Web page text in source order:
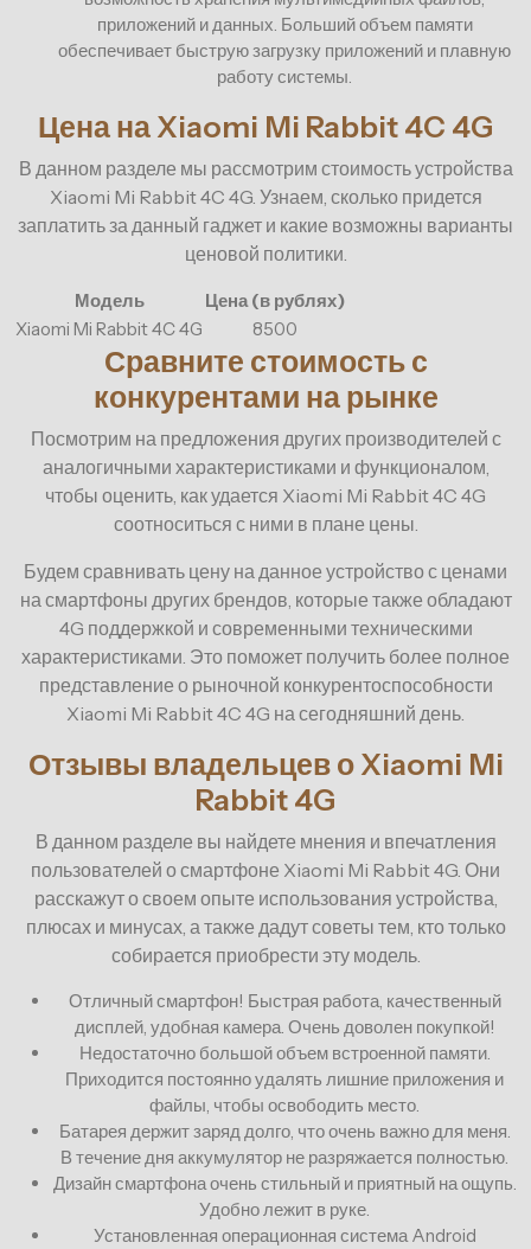
приложений и данных. Больший объем памяти
обеспечивает быструю загрузку приложений и плавную
работу системы.
Цена на Xiaomi Mi Rabbit 4C 4G
В данном разделе мы рассмотрим стоимость устройства
Xiaomi Mi Rabbit 4C 4G. Узнаем, сколько придется
заплатить за данный гаджет и какие возможны варианты
ценовой политики.
Модель
Цена (в рублях)
Xiaomi Mi Rabbit 4C 4G
8500
Сравните стоимость с
конкурентами на рынке
Посмотрим на предложения других производителей с
аналогичными характеристиками и функционалом,
чтобы оценить, как удается Xiaomi Mi Rabbit 4C 4G
соотноситься с ними в плане цены.
Будем сравнивать цену на данное устройство с ценами
на смартфоны других брендов, которые также обладают
4G поддержкой и современными техническими
характеристиками. Это поможет получить более полное
представление о рыночной конкурентоспособности
Xiaomi Mi Rabbit 4C 4G на сегодняшний день.
Отзывы владельцев о Xiaomi Mi
Rabbit 4G
В данном разделе вы найдете мнения и впечатления
пользователей о смартфоне Xiaomi Mi Rabbit 4G. Они
расскажут о своем опыте использования устройства,
плюсах и минусах, а также дадут советы тем, кто только
собирается приобрести эту модель.
Отличный смартфон! Быстрая работа, качественный
дисплей, удобная камера. Очень доволен покупкой!
Недостаточно большой объем встроенной памяти.
Приходится постоянно удалять лишние приложения и
файлы, чтобы освободить место.
Батарея держит заряд долго, что очень важно для меня.
В течение дня аккумулятор не разряжается полностью.
Дизайн смартфона очень стильный и приятный на ощупь.
Удобно лежит в руке.
Установленная операционная система Android